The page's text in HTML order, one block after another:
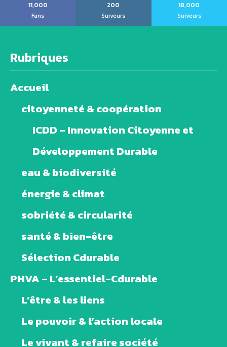
11,000
Fans
200
Suiveurs
18,000
Suiveurs
Rubriques
Accueil
citoyenneté & coopération
ICDD – Innovation Citoyenne et
Développement Durable
eau & biodiversité
énergie & climat
sobriété & circularité
santé & bien-être
Sélection Cdurable
PHVA – L’essentiel-Cdurable
L’être & les liens
Le pouvoir & l’action locale
Le vivant & refaire société